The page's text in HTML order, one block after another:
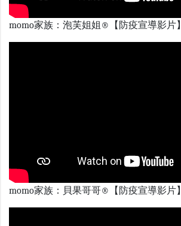
momo家族：泡芙姐姐®【防疫宣導影片】
momo家族：貝果哥哥®【防疫宣導影片】